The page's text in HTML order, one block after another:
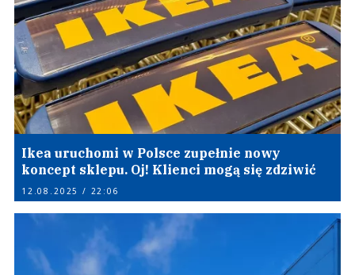
Ikea uruchomi w Polsce zupełnie nowy
koncept sklepu. Oj! Klienci mogą się zdziwić
12.08.2025 / 22:06